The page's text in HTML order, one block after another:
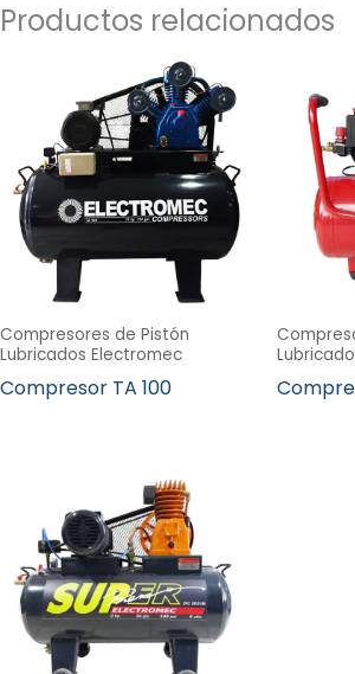
Productos relacionados
Compresores de Pistón
Lubricados Electromec
Compresor TA 100